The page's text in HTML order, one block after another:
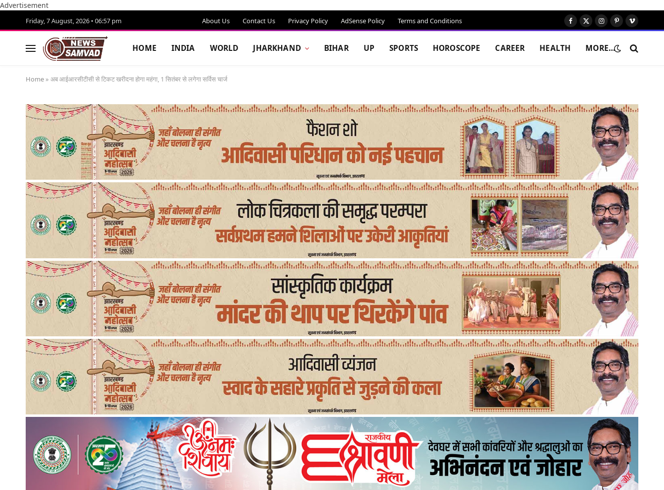
Advertisement
Friday, 7 August, 2026 • 06:57 pm About Us Contact Us Privacy Policy AdSense Policy Terms and Conditions Facebook
X
Instagram
Pinterest
Vimeo
HOME INDIA WORLD JHARKHAND BIHAR UP SPORTS HOROSCOPE CAREER HEALTH MORE…
Home » अब आईआरसीटीसी से टिकट खरीदना होगा महंगा, 1 सितंबर से लगेगा सर्विस चार्ज